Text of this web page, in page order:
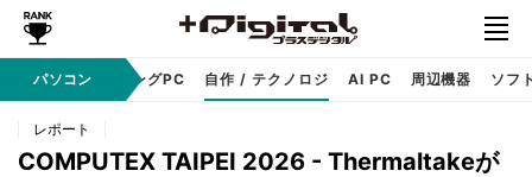
パソコン
PC本体 ゲーミングPC 自作 / テクノロジ AI PC 周辺機器 ソフ
レポート
COMPUTEX TAIPEI 2026 - Thermaltakeが